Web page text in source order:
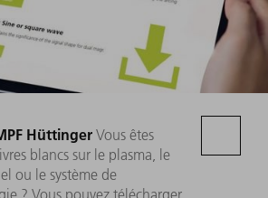
Hüttinger Vous êtes
blancs sur le plasma, le
ou le système de